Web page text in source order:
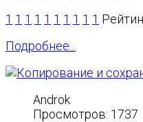
1 1 1 1 1 1 1 1 1 1
Подробнее...
Androk
Просмотров: 1737